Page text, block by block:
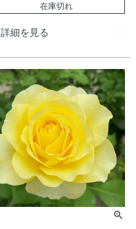
在庫切れ
詳細を見る